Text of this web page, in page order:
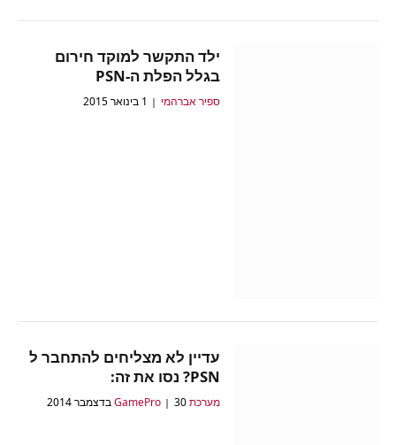
ילד התקשר למוקד חירום
בגלל הפלת ה-PSN
ספיר אברהמי 1 בינואר 2015
עדיין לא מצליחים להתחבר ל
PSN? נסו את זה:
מערכת GamePro30 בדצמבר 2014